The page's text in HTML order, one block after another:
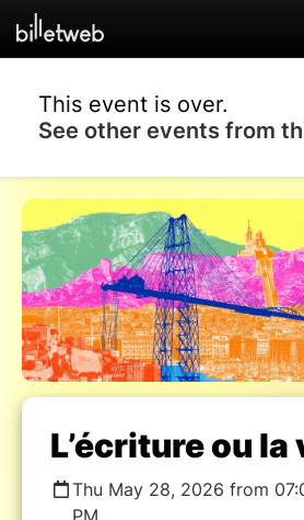
This event is over.
See other events from
L’écriture ou la
Thu May 28, 2026 from
PM